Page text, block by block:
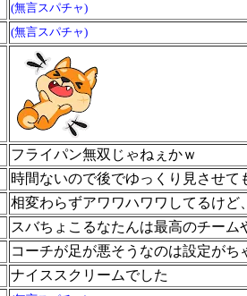
(無言スパチャ)
(無言スパチャ)
フライパン無双じゃねぇかｗ
時間ないので後でゆっくり見させて
相変わらずアワワハワワしてるけ
スバちょこるなたんは最高のチーム
コーチが足が悪そうなのは設定が
ナイススクリームでした